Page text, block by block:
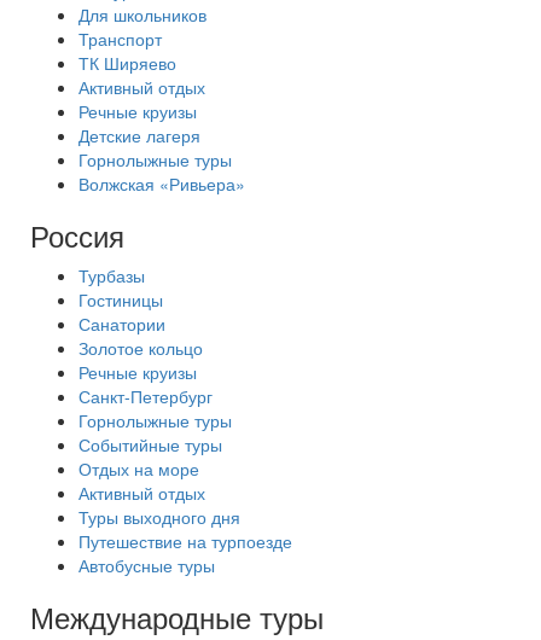
Для школьников
Транспорт
ТК Ширяево
Активный отдых
Речные круизы
Детские лагеря
Горнолыжные туры
Волжская «Ривьера»
Россия
Турбазы
Гостиницы
Санатории
Золотое кольцо
Речные круизы
Санкт-Петербург
Горнолыжные туры
Событийные туры
Отдых на море
Активный отдых
Туры выходного дня
Путешествие на турпоезде
Автобусные туры
Международные туры